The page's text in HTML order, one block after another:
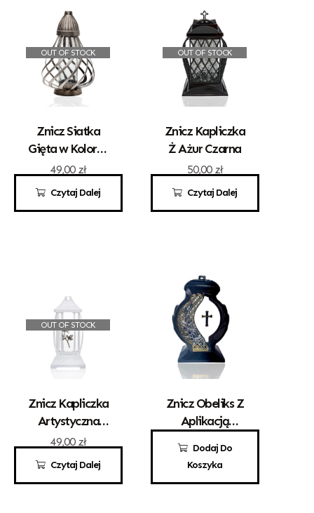
OUT OF STOCK
Czytaj Dalej
Znicz Siatka
Gięta w Kolorze
Złotym
49,00 zł
OUT OF STOCK
Czytaj Dalej
Znicz Kapliczka
Ż Ażur Czarna
50,00 zł
OUT OF STOCK
Czytaj Dalej
Znicz Kapliczka
Artystyczna
„Gracja” Mała
Różyczką
49,00 zł
Dodaj Do
Koszyka
Znicz Obeliks Z
Aplikacją
100,00zł